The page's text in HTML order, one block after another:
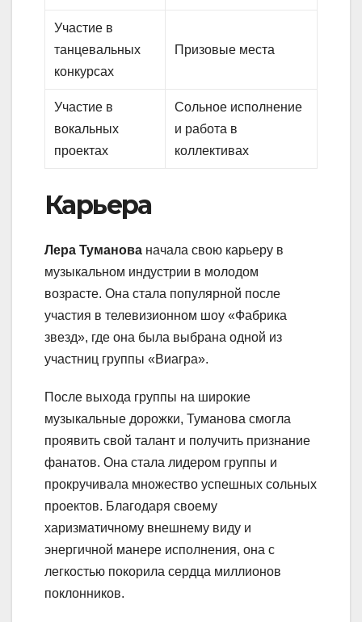
Участие в
танцевальных
конкурсах
Призовые места
Участие в
вокальных
проектах
Сольное исполнение
и работа в
коллективах
Карьера
Лера Туманова начала свою карьеру в
музыкальном индустрии в молодом
возрасте. Она стала популярной после
участия в телевизионном шоу «Фабрика
звезд», где она была выбрана одной из
участниц группы «Виагра».
После выхода группы на широкие
музыкальные дорожки, Туманова смогла
проявить свой талант и получить признание
фанатов. Она стала лидером группы и
прокручивала множество успешных сольных
проектов. Благодаря своему
харизматичному внешнему виду и
энергичной манере исполнения, она с
легкостью покорила сердца миллионов
поклонников.